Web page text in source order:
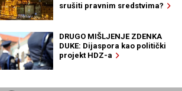
srušiti pravnim sredstvima?
DRUGO MIŠLJENJE ZDENKA
DUKE: Dijaspora kao politički
projekt HDZ-a